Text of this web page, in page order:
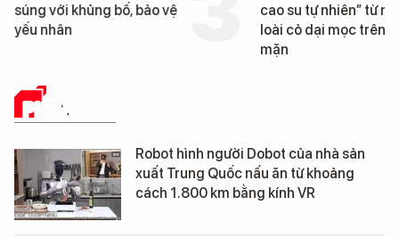
súng với khủng bố, bảo vệ
yếu nhân
cao su tự nhiên” từ
loài cỏ dại mọc trên
mặn
PHÂN TÍCH
Robot hình người Dobot của nhà sản
xuất Trung Quốc nấu ăn từ khoảng
cách 1.800 km bằng kính VR